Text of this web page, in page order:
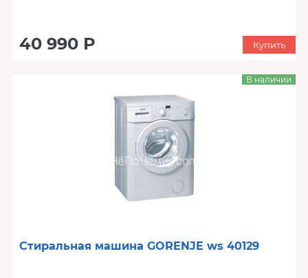
40 990 Р Купить
Стиральная машина GORENJE ws 40129
В наличии